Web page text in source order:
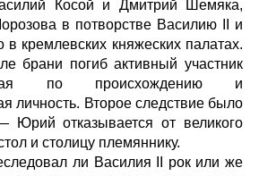
Косой и Дмитрий Шемяка,
в потворстве Василию II и
в кремлевских княжеских палатах.
брани погиб активный участник
по происхождению и
личность. Второе следствие было
Юрий отказывается от великого
и столицу племяннику.
ли Василия II рок или же